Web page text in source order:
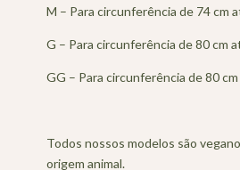
M – Para circunferência de 74 cm
G – Para circunferência de 80 cm
GG – Para circunferência de 80
Todos nossos modelos são
origem animal.